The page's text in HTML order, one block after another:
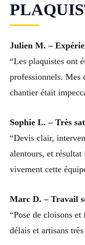
Julien M. –
“Les plaquistes ont
professionnels. Mes
chantier était
Sophie L. – Très
“Devis clair,
alentours, et résultat
vivement cette
Marc D. – Travail
“Pose de cloisons
délais et artisans